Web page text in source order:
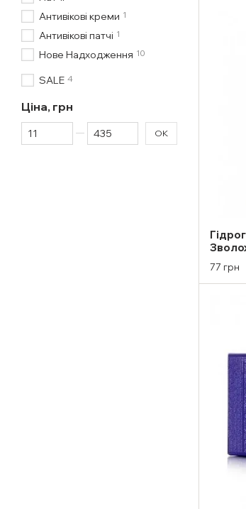
шт)
77 грн
Антивікові креми 1
Антивікові патчі 1
Нове Надходження 10
SALE 4
Ціна, грн
Від Ціна, грн
До Ціна, грн ОК